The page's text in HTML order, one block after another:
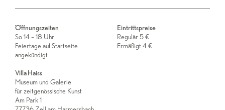
Öffnungszeiten
So 14 – 18 Uhr
Feiertage auf Startseite
angekündigt
Eintrittspreise
Regulär 5 €
Ermäßigt 4 €
Villa Haiss
Museum und Galerie
für zeitgenössische Kunst
Am Park 1